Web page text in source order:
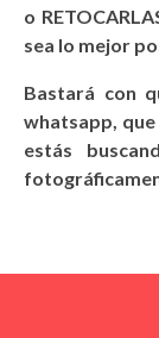
o
sea lo mejor
Bastará con
whatsapp, que
estás